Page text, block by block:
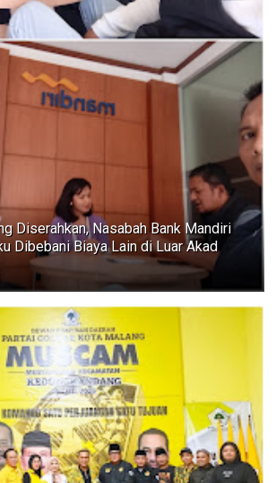
Diserahkan, Nasabah Bank Mandiri
Dibebani Biaya Lain di Luar Akad